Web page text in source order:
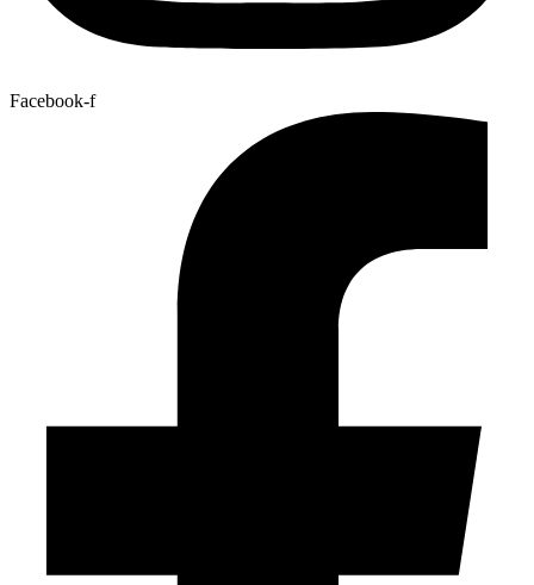
Facebook-f